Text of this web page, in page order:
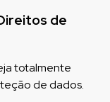
de
totalmente
de dados.